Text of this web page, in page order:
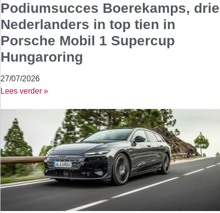
Podiumsucces Boerekamps, drie
Nederlanders in top tien in
Porsche Mobil 1 Supercup
Hungaroring
27/07/2026
Lees verder »